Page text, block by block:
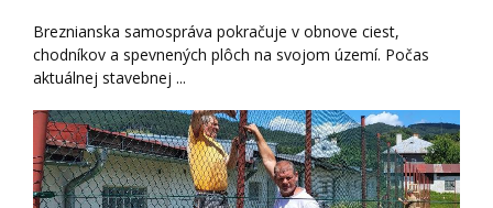
Breznianska samospráva pokračuje v obnove ciest,
chodníkov a spevnených plôch na svojom území. Počas
aktuálnej stavebnej ...